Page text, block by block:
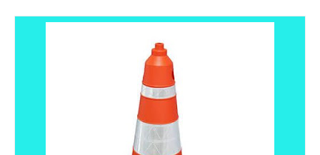
DÂY ĐAI CỨU SINH VÀ PHỤ KIỆN